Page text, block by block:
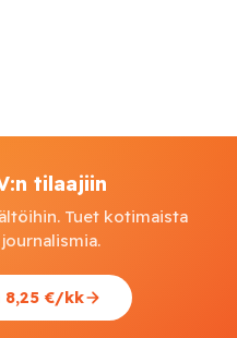
tilaajiin
Tuet kotimaista
8,25 €/kk